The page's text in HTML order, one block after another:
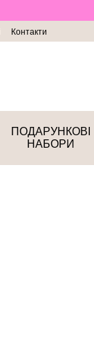
Контакти
ПОДАРУНКОВІ
НАБОРИ